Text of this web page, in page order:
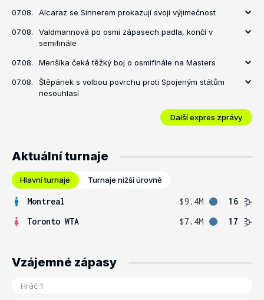
07.08. Alcaraz se Sinnerem prokazují svoji výjimečnost
07.08.
Valdmannová po osmi zápasech padla, končí v
semifinále
07.08. Menšíka čeká těžký boj o osmifinále na Masters
07.08.
Štěpánek s volbou povrchu proti Spojeným státům
nesouhlasí
Další expres zprávy
Aktuální turnaje
Hlavní turnaje Turnaje nižší úrovně
Montreal $9.4M
16
Toronto WTA
$7.4M 17
Vzájemné zápasy